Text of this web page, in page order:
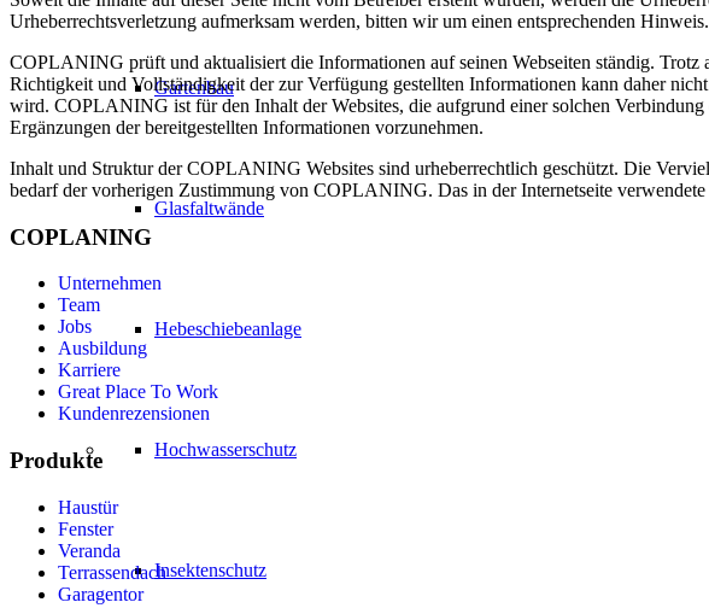
Gartenbau
Glasfaltwände
Hebeschiebeanlage
Hochwasserschutz
Insektenschutz
Urheberrechtsverletzung aufmerksam werden, bitten wir um einen entsprechenden
COPLANING prüft und aktualisiert die Informationen auf seinen Webseiten ständig.
Richtigkeit und Vollständigkeit der zur Verfügung gestellten Informationen kann daher
wird. COPLANING ist für den Inhalt der Websites, die aufgrund einer solchen
Ergänzungen der bereitgestellten Informationen vorzunehmen.
Inhalt und Struktur der COPLANING Websites sind urheberrechtlich geschützt. Die
bedarf der vorherigen Zustimmung von COPLANING. Das in der Internetseite
COPLANING
Unternehmen
Team
Jobs
Ausbildung
Karriere
Great Place To Work
Kundenrezensionen
Produkte
Haustür
Fenster
Veranda
Terrassendach
Garagentor